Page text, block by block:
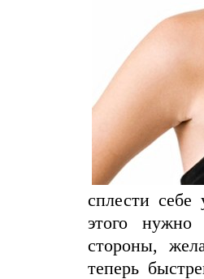
сплести себе
этого
стороны,
теперь